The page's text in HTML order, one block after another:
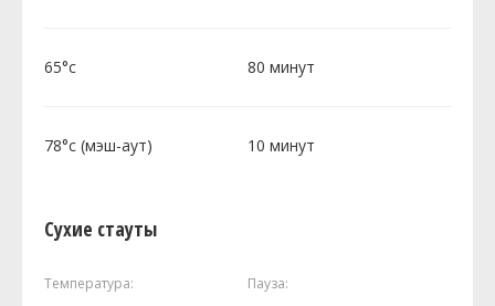
65°c 80 минут
78°c (мэш-аут) 10 минут
Сухие стауты
Температура: Пауза: